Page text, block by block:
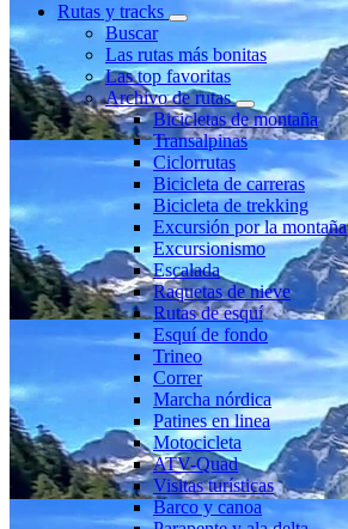
Rutas y tracks
Buscar
Las rutas más bonitas
Las top favoritas
Archivo de rutas
Bicicletas de montaña
Transalpinas
Ciclorrutas
Bicicleta de carreras
Bicicleta de trekking
Excursión por la montaña
Excursionismo
Escalada
Raquetas de nieve
Rutas de esquí
Esquí de fondo
Trineo
Correr
Marcha nórdica
Patines en linea
Motocicleta
ATV-Quad
Visitas turísticas
Barco y canoa